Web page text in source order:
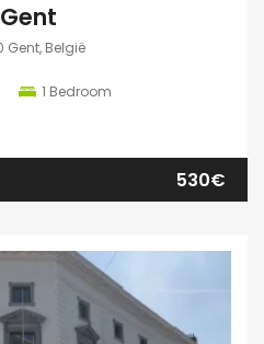
Gent, België
1 Bedroom
530€